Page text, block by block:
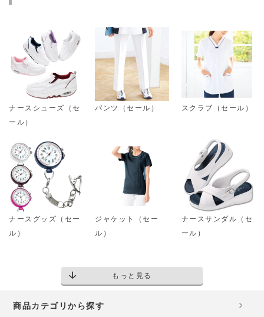
ナースシューズ（セ
ール）
パンツ（セール） スクラブ（セール）
ナースグッズ（セー
ル）
ジャケット（セー
ル）
ナースサンダル（セ
ール）
もっと見る
商品カテゴリから探す